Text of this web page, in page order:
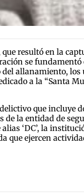
resultó en la
se fundamentó
allanamiento,
a la “Santa
que incluye
la entidad de
‘DC’, la
que ejercen